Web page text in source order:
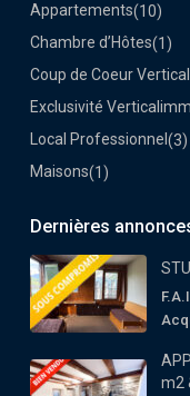
Appartements(10)
Chambre d’Hôtes(1)
Coup de Coeur
Exclusivité
Local Professionnel (3)
Maisons(1)
Dernières
F.A.I.
m2